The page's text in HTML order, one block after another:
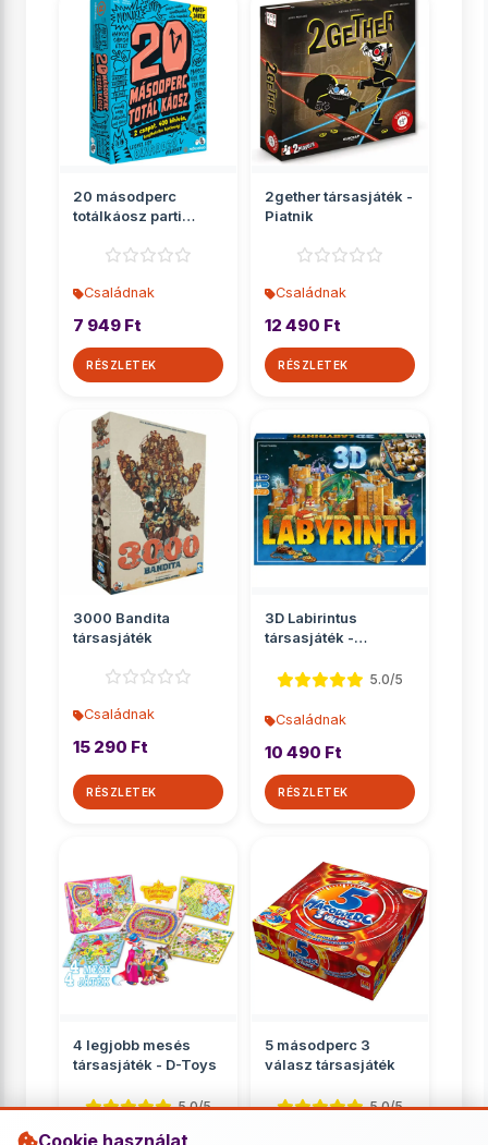
Cookie használat
20 másodperc
totálkáosz parti
Családnak
7 949 Ft
RÉSZLETEK
2gether társasjáték -
Piatnik
Családnak
12 490 Ft
RÉSZLETEK
3000 Bandita
társasjáték
Családnak
15 290 Ft
RÉSZLETEK
3D Labirintus
társasjáték -
5.0/5
Családnak
10 490 Ft
RÉSZLETEK
4 legjobb mesés
társasjáték - D-Toys
5.0/5
5 másodperc 3
válasz társasjáték
5.0/5